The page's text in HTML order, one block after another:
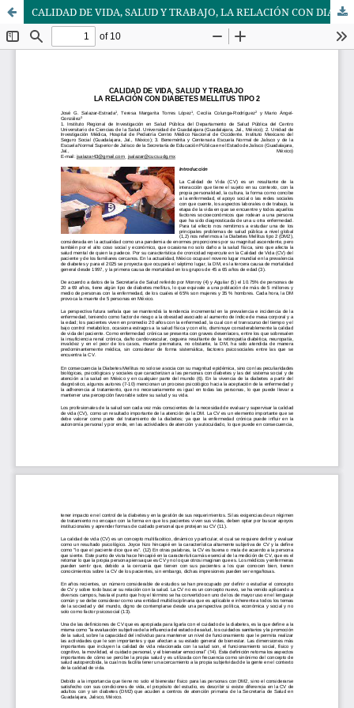
CALIDAD DE VIDA, SALUD Y TRABAJO, LA RELACIÓN CON DIABETES MELLITUS TIPO 2